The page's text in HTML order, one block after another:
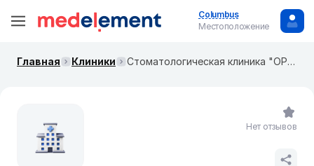
Columbus
Местоположение
Главная Клиники Стоматологическая клиника "ОРТОДОНТИКС"
Нет отзывов